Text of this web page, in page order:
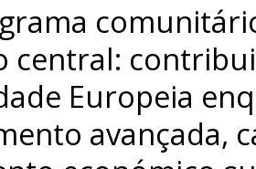
central:
Europeia
avançada,